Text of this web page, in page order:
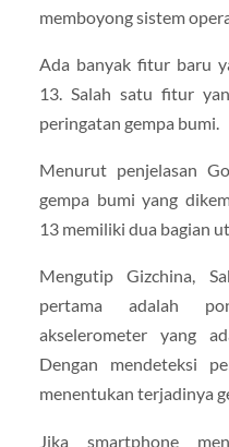
memboyong sistem
Ada banyak fitur baru
13. Salah satu fitur
peringatan gempa bumi.
Menurut penjelasan
gempa bumi yang
13 memiliki dua bagian
Mengutip Gizchina,
pertama adalah
akselerometer yang
Dengan mendeteksi
menentukan terjadinya
Jika smartphone